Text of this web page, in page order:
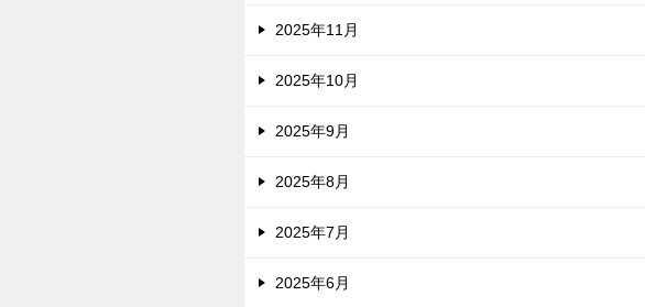
2025年11月
2025年10月
2025年9月
2025年8月
2025年7月
2025年6月